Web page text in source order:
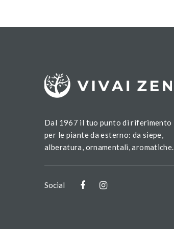
Dal 1967 il tuo punto di riferimento
per le piante da esterno: da siepe,
alberatura, ornamentali, aromatiche.
Social